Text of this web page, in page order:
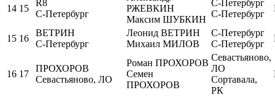
14 15
R8
С-Петербург
РЖЕВКИН
Максим ШУБКИН
С-Петербург
С-Петербург
15 16
ВЕТРИН
С-Петербург
Леонид ВЕТРИН
Михаил МИЛОВ
С-Петербург
С-Петербург
16 17
ПРОХОРОВ
Севастьяново, ЛО
Роман ПРОХОРОВ
Семен
ПРОХОРОВ
Севастьяново,
ЛО
Сортавала,
РК